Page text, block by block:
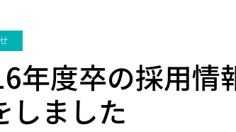
年度卒の採用情
しました